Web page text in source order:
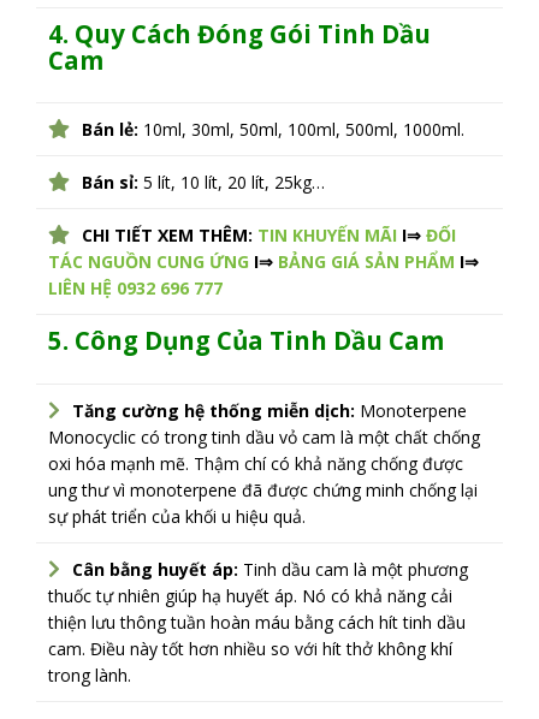
4. Quy Cách Đóng Gói Tinh Dầu
Cam
Bán lẻ: 10ml, 30ml, 50ml, 100ml, 500ml, 1000ml.
Bán sỉ: 5 lít, 10 lít, 20 lít, 25kg…
CHI TIẾT XEM THÊM: TIN KHUYẾN MÃI I⇒ ĐỐI
TÁC NGUỒN CUNG ỨNG I⇒ BẢNG GIÁ SẢN PHẨM I⇒
LIÊN HỆ 0932 696 777
5. Công Dụng Của Tinh Dầu Cam
Tăng cường hệ thống miễn dịch: Monoterpene
Monocyclic có trong tinh dầu vỏ cam là một chất chống
oxi hóa mạnh mẽ. Thậm chí có khả năng chống được
ung thư vì monoterpene đã được chứng minh chống lại
sự phát triển của khối u hiệu quả.
Cân bằng huyết áp: Tinh dầu cam là một phương
thuốc tự nhiên giúp hạ huyết áp. Nó có khả năng cải
thiện lưu thông tuần hoàn máu bằng cách hít tinh dầu
cam. Điều này tốt hơn nhiều so với hít thở không khí
trong lành.